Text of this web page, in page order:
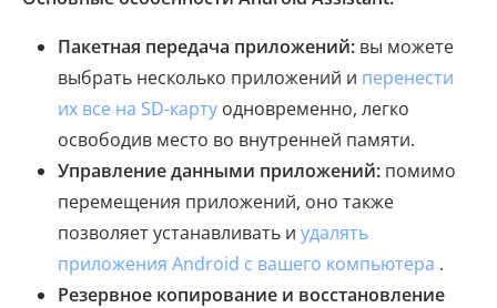
Пакетная передача приложений: вы можете
выбрать несколько приложений и перенести
их все на SD-карту одновременно, легко
освободив место во внутренней памяти.
Управление данными приложений: помимо
перемещения приложений, оно также
позволяет устанавливать и удалять
приложения Android с вашего компьютера .
Резервное копирование и восстановление